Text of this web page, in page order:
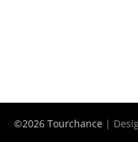
©2026 Tourchance |